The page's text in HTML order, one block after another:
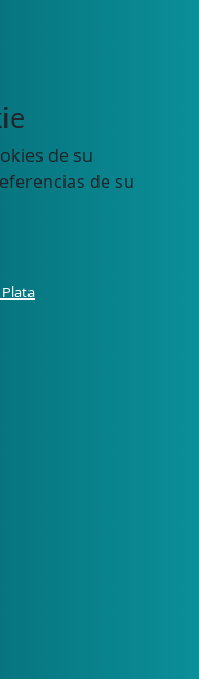
de su
de su